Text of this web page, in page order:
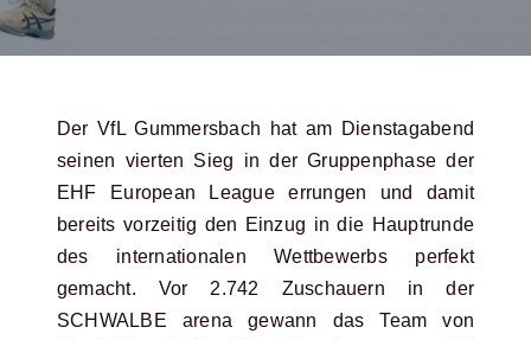
Der VfL Gummersbach hat am Dienstagabend
seinen vierten Sieg in der Gruppenphase der
EHF European League errungen und damit
bereits vorzeitig den Einzug in die Hauptrunde
des internationalen Wettbewerbs perfekt
gemacht. Vor 2.742 Zuschauern in der
SCHWALBE arena gewann das Team von